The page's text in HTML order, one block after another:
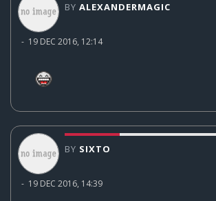
BY ALEXANDERMAGIC
- 19 DEC 2016, 12:14
BY SIXTO
- 19 DEC 2016, 14:39